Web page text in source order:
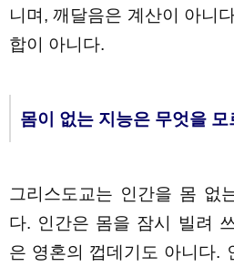
니며, 깨달음은 계산이 아니
합이 아니다.
몸이 없는 지능은 무엇을 모
그리스도교는 인간을 몸 없
다. 인간은 몸을 잠시 빌려
은 영혼의 껍데기도 아니다.